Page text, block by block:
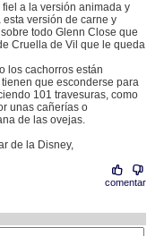
fiel a la versión animada y
esta versión de carne y
todo Glenn Close que
Cruella de Vil que le queda
los cachorros están
que esconderse para
101 travesuras, como
unas cañerías o
de las ovejas.
de la Disney,
comentar